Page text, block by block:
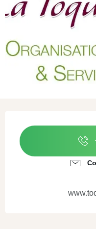
Ouverture et